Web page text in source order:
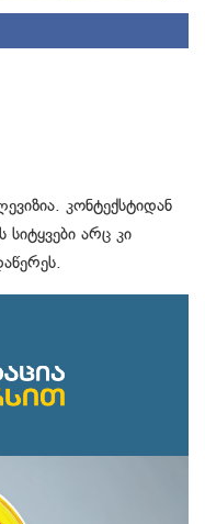
კონტექსტიდან
სიტყვები არც კი